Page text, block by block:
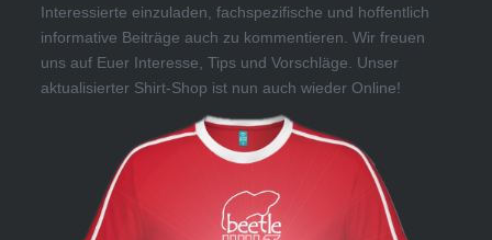
Interessierte einzuladen, fachspezifische und hoffentlich
informative Beiträge auch zu kommentieren. Wir freuen
uns auf Euer Interesse, Tips und Vorschläge. Unser
aktualisierter Shirt-Shop ist nun auch wieder Online!